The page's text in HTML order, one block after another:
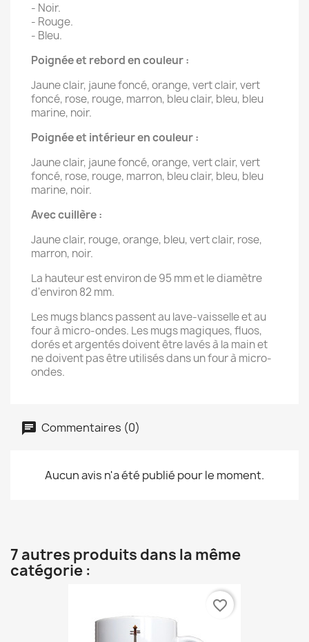
- Noir.
- Rouge.
- Bleu.
Poignée et rebord en couleur :
Jaune clair, jaune foncé, orange, vert clair, vert
foncé, rose, rouge, marron, bleu clair, bleu, bleu
marine, noir.
Poignée et intérieur en couleur :
Jaune clair, jaune foncé, orange, vert clair, vert
foncé, rose, rouge, marron, bleu clair, bleu, bleu
marine, noir.
Avec cuillère :
Jaune clair, rouge, orange, bleu, vert clair, rose,
marron, noir.
La hauteur est environ de 95 mm et le diamètre
d'environ 82 mm.
Les mugs blancs passent au lave-vaisselle et au
four à micro-ondes. Les mugs magiques, fluos,
dorés et argentés doivent être lavés à la main et
ne doivent pas être utilisés dans un four à micro-
ondes.
Commentaires (0)
Aucun avis n'a été publié pour le moment.
7 autres produits dans la même
catégorie :
favorite_border